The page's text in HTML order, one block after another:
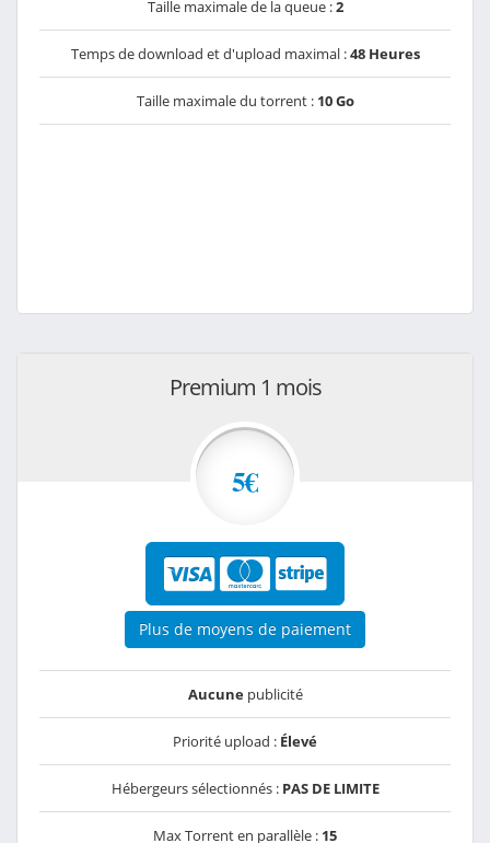
Taille maximale de la queue :2
Temps de download et d'upload maximal :48 Heures
Taille maximale du torrent : 10 Go
Premium 1 mois
5€
Plus de moyens de paiement
Aucunepublicité
Priorité upload : Élevé
Hébergeurs sélectionnés : PAS DE LIMITE
Max Torrent en parallèle : 15